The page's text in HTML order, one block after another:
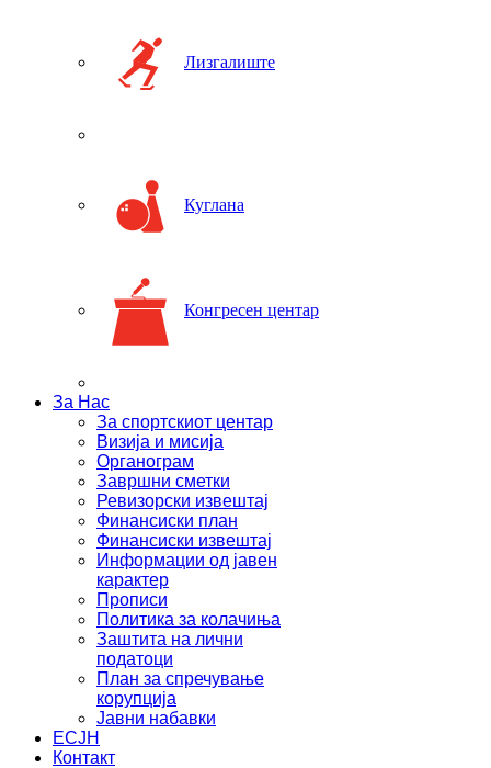
Лизгалиште
Куглана
Конгресен центар
За Нас
За спортскиот центар
Визија и мисија
Органограм
Завршни сметки
Ревизорски извештај
Финансиски план
Финансиски извештај
Информации од јавен
карактер
Прописи
Политика за колачиња
Заштита на лични
податоци
План за спречување
корупција
Јавни набавки
ЕСЈН
Контакт